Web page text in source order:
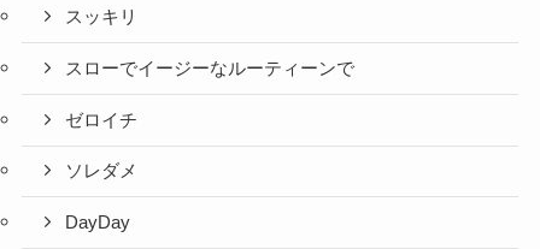
スッキリ
スローでイージーなルーティーンで
ゼロイチ
ソレダメ
DayDay